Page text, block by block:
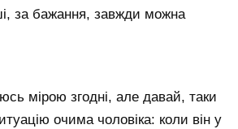
за бажання, завжди можна
мірою згодні, але давай, таки
очима чоловіка: коли він у